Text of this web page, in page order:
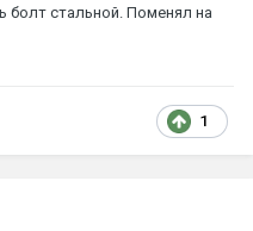
болт стальной. Поменял на
1